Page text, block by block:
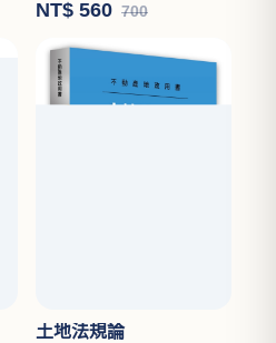
NT$ 560 700
土地法規論